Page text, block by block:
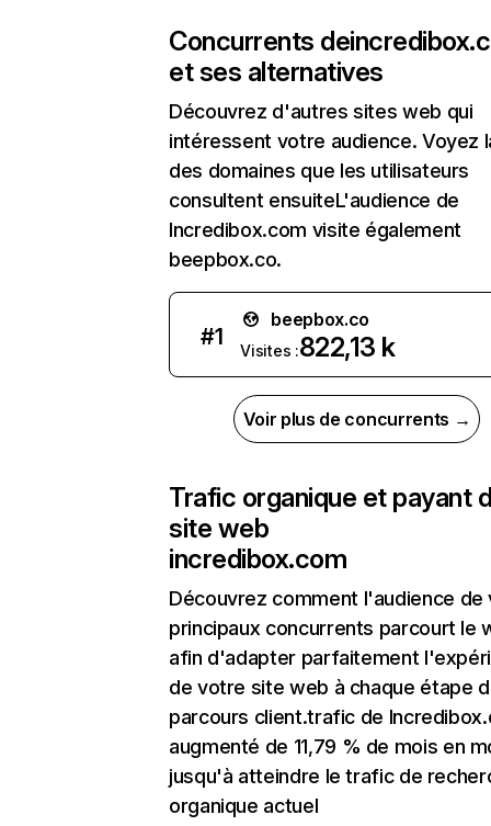
Concurrents de
et ses alternatives
Découvrez d'autres sites web qui
intéressent votre audience. Voyez
des domaines que les utilisateurs
consultent ensuiteL'audience de
Incredibox.com visite également
beepbox.co.
#1
beepbox.co
Visites :822,13 k
Voir plus de concurrents →
Trafic organique et payant
site web
incredibox.com
Découvrez comment l'audience de
principaux concurrents parcourt le
afin d'adapter parfaitement
de votre site web à chaque étape
parcours client.trafic de
augmenté de 11,79 % de mois en
jusqu'à atteindre le trafic de
organique actuel